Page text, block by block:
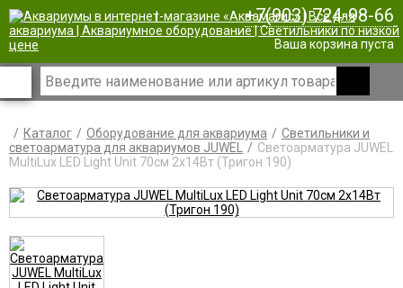
| +7(903) 724-98-66
Ваша корзина пуста
Каталог Оборудование для аквариума
Светильники и
светоарматура для аквариумов JUWEL
Светоарматура JUWEL
MultiLux LED Light Unit 70см 2х14Вт (Тригон 190)